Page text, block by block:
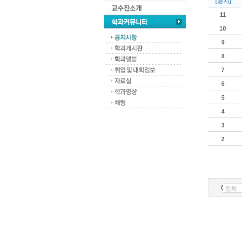
11
10
9
8
7
6
5
4
3
2